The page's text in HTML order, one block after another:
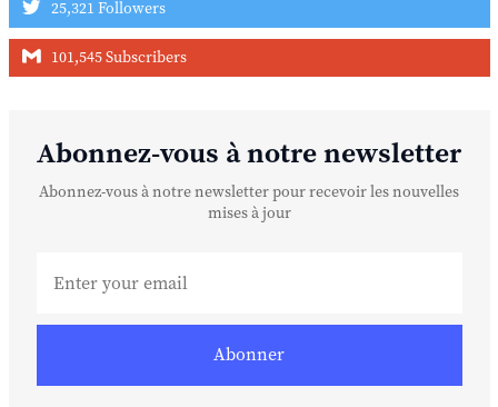
25,321 Followers
101,545 Subscribers
Abonnez-vous à notre newsletter
Abonnez-vous à notre newsletter pour recevoir les nouvelles
mises à jour
Abonner